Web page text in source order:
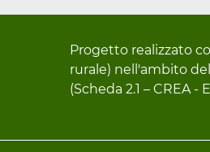
Progetto realizzato
rurale) nell'ambito
(Scheda 2.1 – CREA -